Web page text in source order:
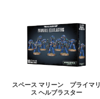
スペース マリーン プライマリ
ス ヘルブラスター